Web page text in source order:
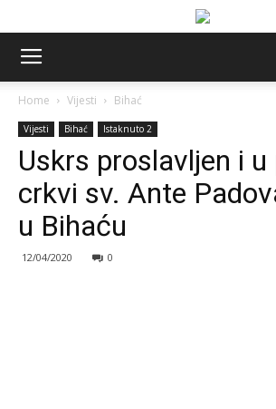
Home Vijesti Bihać
Vijesti Bihać Istaknuto 2
Uskrs proslavljen i u
crkvi sv. Ante
u Bihaću
12/04/2020 0